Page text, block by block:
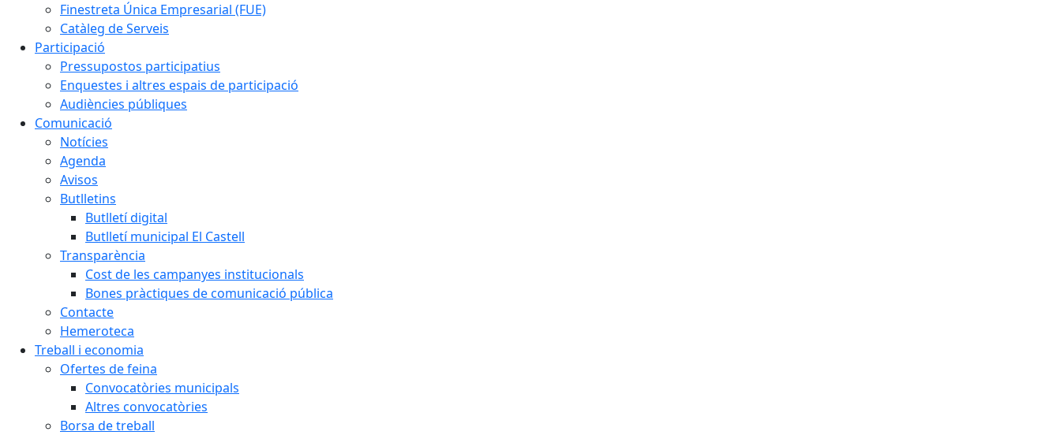
Finestreta Única Empresarial (FUE)
Catàleg de Serveis
Participació
Pressupostos participatius
Enquestes i altres espais de participació
Audiències públiques
Comunicació
Notícies
Agenda
Avisos
Butlletins
Butlletí digital
Butlletí municipal El Castell
Transparència
Cost de les campanyes institucionals
Bones pràctiques de comunicació pública
Contacte
Hemeroteca
Treball i economia
Ofertes de feina
Convocatòries municipals
Altres convocatòries
Borsa de treball